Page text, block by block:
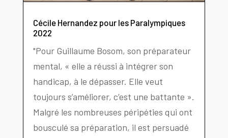
Cécile Hernandez pour les Paralympiques
2022
"Pour Guillaume Bosom, son préparateur
mental, « elle a réussi à intégrer son
handicap, à le dépasser. Elle veut
toujours s’améliorer, c’est une battante ».
Malgré les nombreuses péripéties qui ont
bousculé sa préparation, il est persuadé